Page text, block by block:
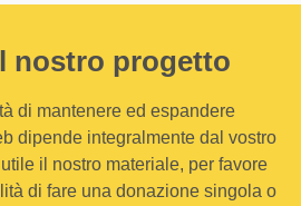
nostro progetto
di mantenere ed espandere
dipende integralmente dal vostro
il nostro materiale, per favore
di fare una donazione singola o